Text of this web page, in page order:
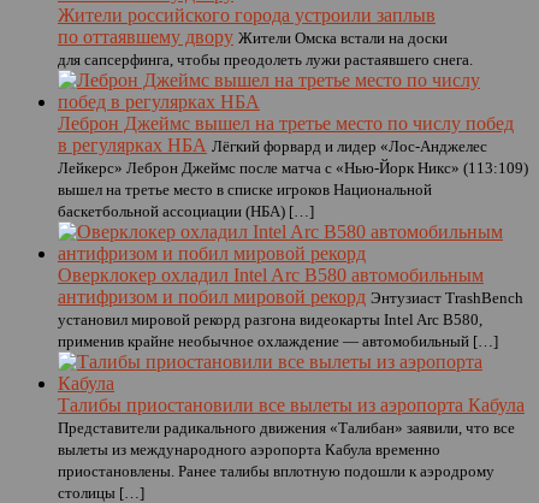
Жители российского города устроили заплыв
по оттаявшему двору Жители Омска встали на доски
для сапсерфинга, чтобы преодолеть лужи растаявшего снега.
Леброн Джеймс вышел на третье место по числу побед
в регулярках НБА Лёгкий форвард и лидер «Лос-Анджелес
Лейкерс» Леброн Джеймс после матча с «Нью-Йорк Никс» (113:109)
вышел на третье место в списке игроков Национальной
баскетбольной ассоциации (НБА) […]
Оверклокер охладил Intel Arc B580 автомобильным
антифризом и побил мировой рекорд Энтузиаст TrashBench
установил мировой рекорд разгона видеокарты Intel Arc B580,
применив крайне необычное охлаждение — автомобильный […]
Талибы приостановили все вылеты из аэропорта Кабула
Представители радикального движения «Талибан» заявили, что все
вылеты из международного аэропорта Кабула временно
приостановлены. Ранее талибы вплотную подошли к аэродрому
столицы […]